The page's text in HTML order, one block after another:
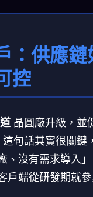
：供應鏈
控
晶圓廠升級，並
句話其實很關鍵
、沒有需求導入
戶端從研發期就